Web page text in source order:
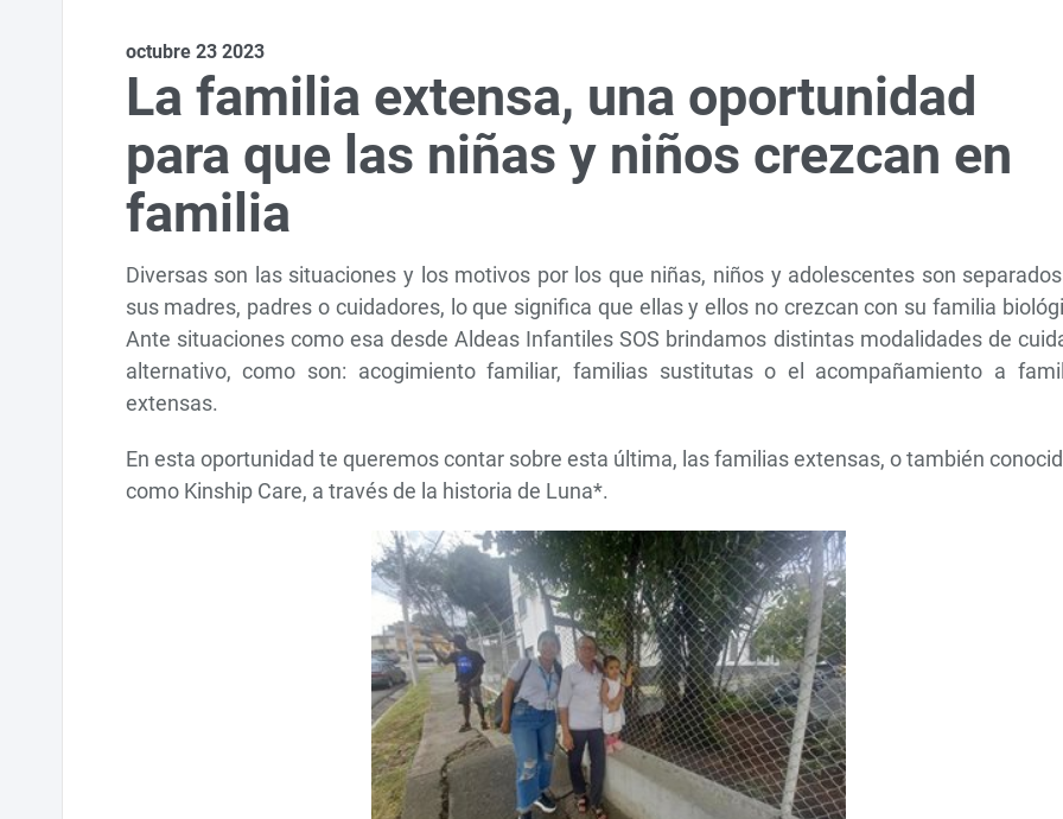
octubre 23 2023
La familia extensa, una oportunidad
para que las niñas y niños crezcan en
familia
Diversas son las situaciones y los motivos por los que niñas, niños y adolescentes son
sus madres, padres o cuidadores, lo que significa que ellas y ellos no crezcan con su familia
Ante situaciones como esa desde Aldeas Infantiles SOS brindamos distintas modalidades de
alternativo, como son: acogimiento familiar, familias sustitutas o el acompañamiento a
extensas.
En esta oportunidad te queremos contar sobre esta última, las familias extensas, o también
como Kinship Care, a través de la historia de Luna*.